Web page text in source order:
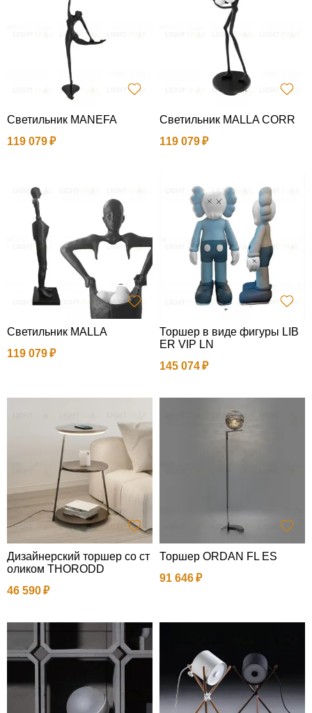
Светильник MANEFA
119 079
Светильник MALLA CORR
119 079
Светильник MALLA
119 079
Торшер в виде фигуры LIB
ER VIP LN
145 074
Дизайнерский торшер со ст
оликом THORODD
46 590
Торшер ORDAN FL ES
91 646